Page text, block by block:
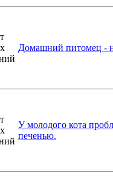
Домашний питомец -
У молодого кота
печенью.